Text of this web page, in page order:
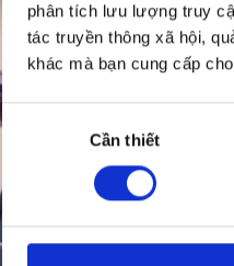
phân tích lưu lượng truy
tác truyền thông xã hội,
khác mà bạn cung cấp
thuận
Cần thiết